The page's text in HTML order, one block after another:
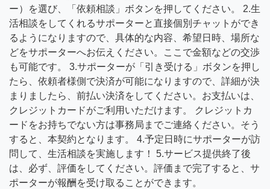
ー）を選び、「依頼相談」ボタンを押してください。 2.生
活相談をしてくれるサポーターと直接個別チャットができ
るようになりますので、具体的な内容、希望日時、場所な
どをサポーターへお伝えください。ここで金額などの交渉
も可能です。 3.サポーターが「引き受ける」ボタンを押し
たら、依頼者様側で決済が可能になりますので、詳細が決
まりましたら、前払い決済をしてください。お支払いは、
クレジットカードがご利用いただけます。 クレジットカ
ードをお持ちでない方は事務局までご連絡ください。そう
すると、本契約となります。 4.予定日時にサポーターが訪
問して、生活相談を実施します！ 5.サービス提供終了後
は、必ず、評価をしてください。評価まで完了すると、サ
ポーターが報酬を受け取ることができます。